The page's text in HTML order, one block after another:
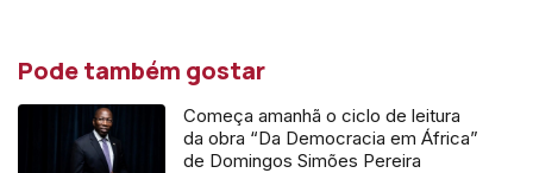
Pode também gostar
Começa amanhã o ciclo de leitura
da obra “Da Democracia em África”
de Domingos Simões Pereira